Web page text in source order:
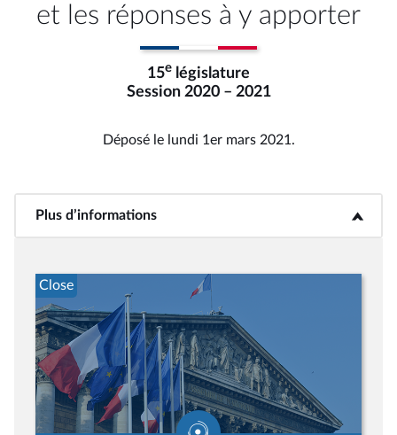
et les réponses à y apporter
15e législature
Session 2020 – 2021
Déposé le lundi 1er mars 2021.
Plus d’informations<b>Plus d’informations</b>
Close